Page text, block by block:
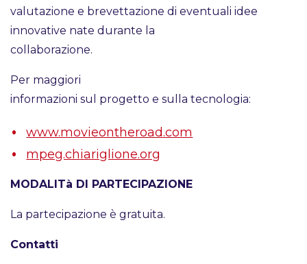
valutazione e brevettazione di eventuali idee
innovative nate durante la
collaborazione.
Per maggiori
informazioni sul progetto e sulla tecnologia:
www.movieontheroad.com
mpeg.chiariglione.org
MODALITà DI PARTECIPAZIONE
La partecipazione è gratuita.
Contatti